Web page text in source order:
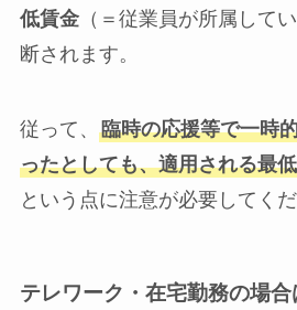
低賃金（＝従業員が所属して
断されます。
従って、 臨時の応援等で一時
ったとしても、適用される最
という点に注意が必要してくだ
テレワーク・在宅勤務の場合